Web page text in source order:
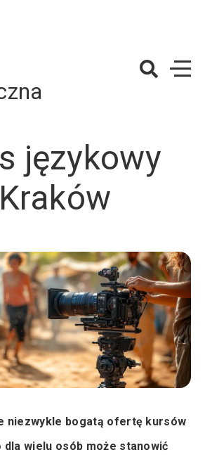
językowy
Kraków
niezwykle bogatą ofertę kursów
dla wielu osób może stanowić